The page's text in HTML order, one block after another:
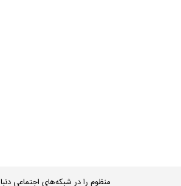
منظوم را در شبکه‌های اجتماعی